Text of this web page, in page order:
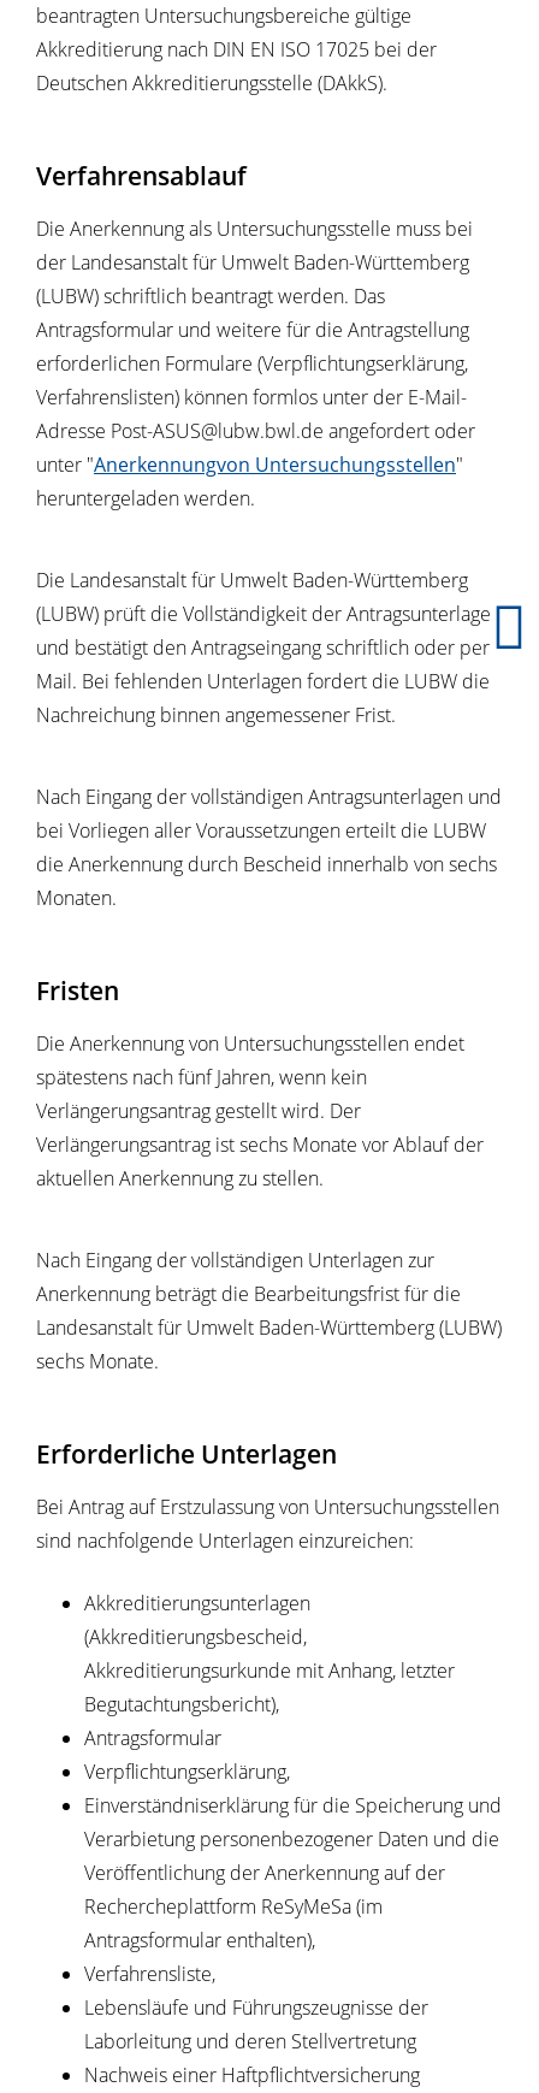
beantragten Untersuchungsbereiche gültige
Akkreditierung nach DIN EN ISO 17025 bei der
Deutschen Akkreditierungsstelle (DAkkS).
Verfahrensablauf
Die Anerkennung als Untersuchungsstelle muss bei
der Landesanstalt für Umwelt Baden-Württemberg
(LUBW) schriftlich beantragt werden. Das
Antragsformular und weitere für die Antragstellung
erforderlichen Formulare (Verpflichtungserklärung,
Verfahrenslisten) können formlos unter der E-Mail-
Adresse Post-ASUS@lubw.bwl.de angefordert oder
unter "Anerkennungvon Untersuchungsstellen"
heruntergeladen werden.
Die Landesanstalt für Umwelt Baden-Württemberg
(LUBW) prüft die Vollständigkeit der Antragsunterlagen
und bestätigt den Antragseingang schriftlich oder per
Mail. Bei fehlenden Unterlagen fordert die LUBW die
Nachreichung binnen angemessener Frist.
Nach Eingang der vollständigen Antragsunterlagen und
bei Vorliegen aller Voraussetzungen erteilt die LUBW
die Anerkennung durch Bescheid innerhalb von sechs
Monaten.
Fristen
Die Anerkennung von Untersuchungsstellen endet
spätestens nach fünf Jahren, wenn kein
Verlängerungsantrag gestellt wird. Der
Verlängerungsantrag ist sechs Monate vor Ablauf der
aktuellen Anerkennung zu stellen.
Nach Eingang der vollständigen Unterlagen zur
Anerkennung beträgt die Bearbeitungsfrist für die
Landesanstalt für Umwelt Baden-Württemberg (LUBW)
sechs Monate.
Erforderliche Unterlagen
Bei Antrag auf Erstzulassung von Untersuchungsstellen
sind nachfolgende Unterlagen einzureichen:
Akkreditierungsunterlagen
(Akkreditierungsbescheid,
Akkreditierungsurkunde mit Anhang, letzter
Begutachtungsbericht),
Antragsformular
Verpflichtungserklärung,
Einverständniserklärung für die Speicherung und
Verarbietung personenbezogener Daten und die
Veröffentlichung der Anerkennung auf der
Rechercheplattform ReSyMeSa (im
Antragsformular enthalten),
Verfahrensliste,
Lebensläufe und Führungszeugnisse der
Laborleitung und deren Stellvertretung
Nachweis einer Haftpflichtversicherung